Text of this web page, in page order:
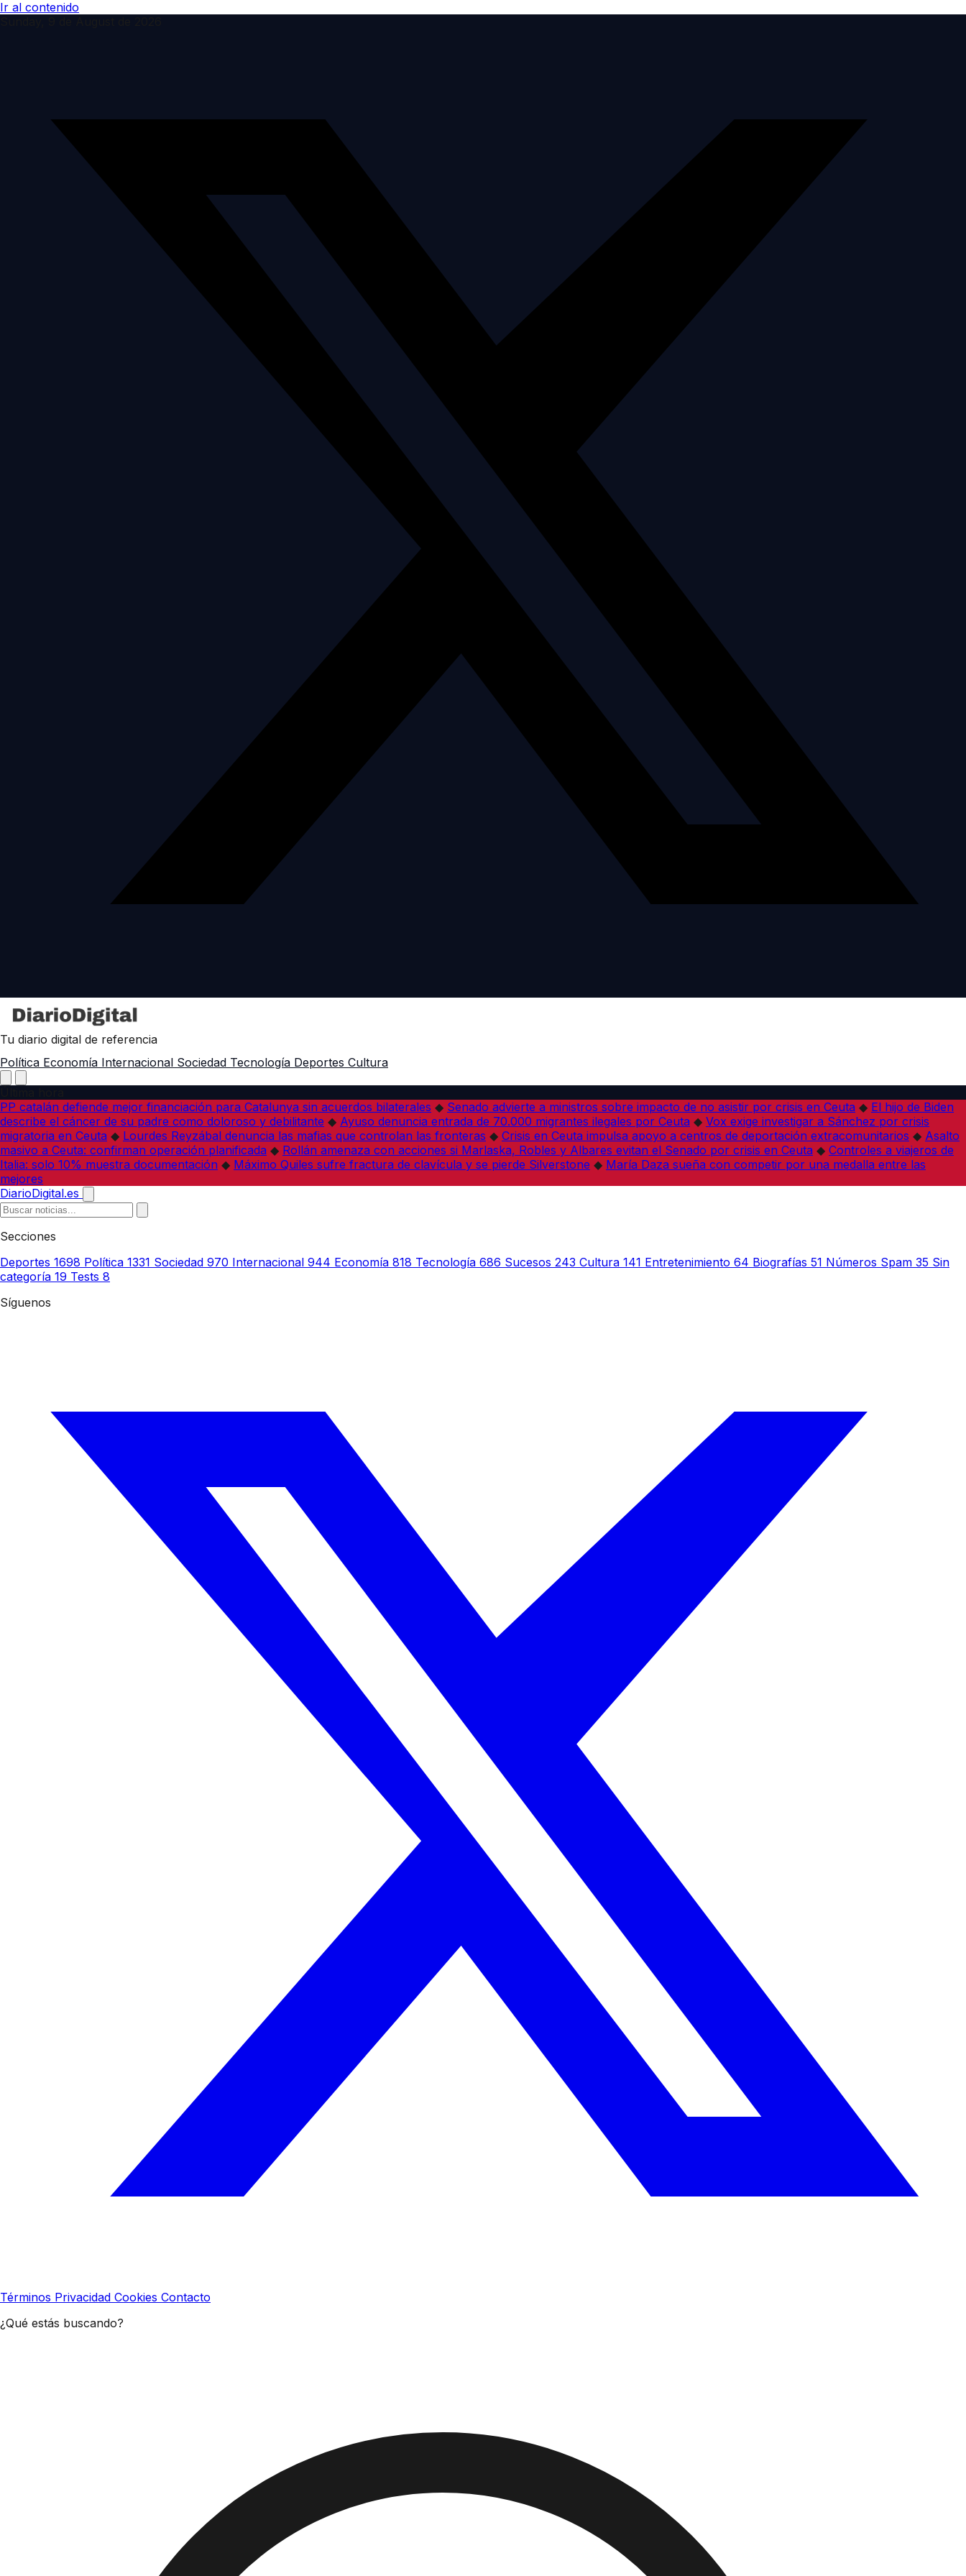
Ir al contenido
Tu diario digital de referencia
Política Economía Internacional Sociedad Tecnología Deportes Cultura
PP catalán defiende mejor financiación para Catalunya sin acuerdos bilaterales ◆ Senado advierte a ministros sobre impacto de no asistir por crisis en Ceuta ◆ El hijo de Biden
describe el cáncer de su padre como doloroso y debilitante ◆ Ayuso denuncia entrada de 70.000 migrantes ilegales por Ceuta ◆ Vox exige investigar a Sánchez por crisis
migratoria en Ceuta ◆ Lourdes Reyzábal denuncia las mafias que controlan las fronteras ◆ Crisis en Ceuta impulsa apoyo a centros de deportación extracomunitarios ◆ Asalto
masivo a Ceuta: confirman operación planificada ◆ Rollán amenaza con acciones si Marlaska, Robles y Albares evitan el Senado por crisis en Ceuta ◆ Controles a viajeros de
Italia: solo 10% muestra documentación ◆ Máximo Quiles sufre fractura de clavícula y se pierde Silverstone ◆ María Daza sueña con competir por una medalla entre las
mejores
DiarioDigital.es
Secciones
Deportes 1698 Política 1331 Sociedad 970 Internacional 944 Economía 818 Tecnología 686 Sucesos 243 Cultura 141 Entretenimiento 64 Biografías 51 Números Spam 35 Sin
categoría 19 Tests 8
Síguenos
Términos Privacidad Cookies Contacto
¿Qué estás buscando?